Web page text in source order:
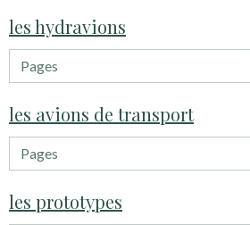
les hydravions
les avions de transport
les prototypes